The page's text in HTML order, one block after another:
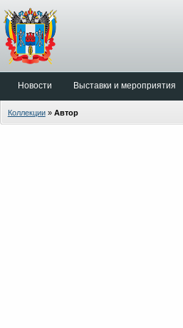
Новости Выставки и мероприятия
Коллекции» Автор